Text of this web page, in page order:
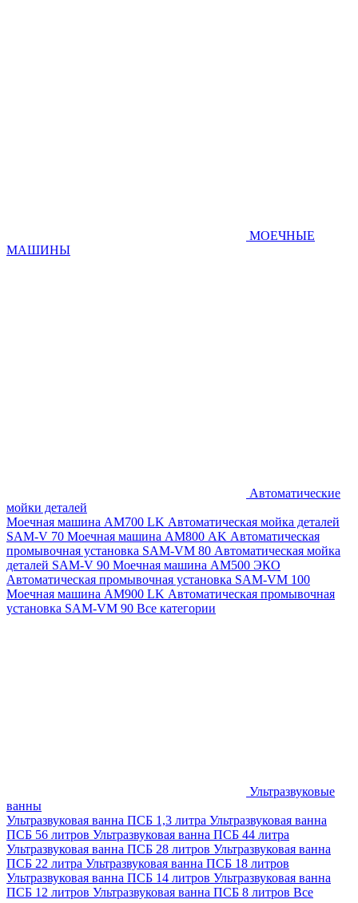
МОЕЧНЫЕ
МАШИНЫ
Автоматические
мойки деталей
Моечная машина AM700 LK Автоматическая мойка деталей
SAM-V 70 Моечная машина АМ800 AK Автоматическая
промывочная установка SAM-VM 80 Автоматическая мойка
деталей SAM-V 90 Моечная машина АМ500 ЭКО
Автоматическая промывочная установка SAM-VM 100
Моечная машина AM900 LK Автоматическая промывочная
установка SAM-VM 90 Все категории
Ультразвуковые
ванны
Ультразвуковая ванна ПСБ 1,3 литра Ультразвуковая ванна
ПСБ 56 литров Ультразвуковая ванна ПСБ 44 литра
Ультразвуковая ванна ПСБ 28 литров Ультразвуковая ванна
ПСБ 22 литра Ультразвуковая ванна ПСБ 18 литров
Ультразвуковая ванна ПСБ 14 литров Ультразвуковая ванна
ПСБ 12 литров Ультразвуковая ванна ПСБ 8 литров Все